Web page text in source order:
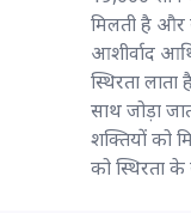
मिलती है और
आशीर्वाद
स्थिरता
साथ जोड़ा
शक्तियों को
को स्थिरता के